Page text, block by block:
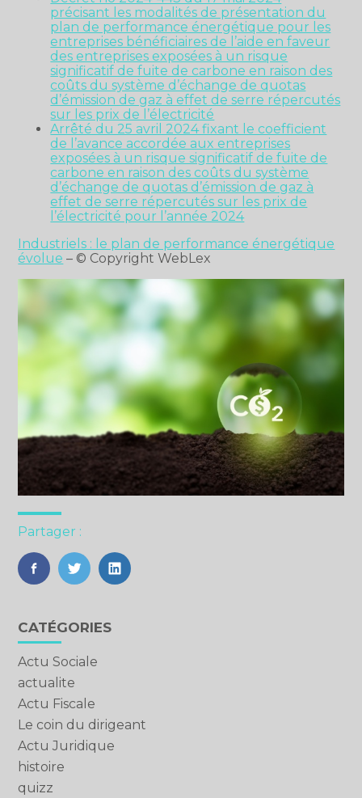
précisant les modalités de présentation du
plan de performance énergétique pour les
entreprises bénéficiaires de l’aide en faveur
des entreprises exposées à un risque
significatif de fuite de carbone en raison des
coûts du système d’échange de quotas
d’émission de gaz à effet de serre répercutés
sur les prix de l’électricité
Arrêté du 25 avril 2024 fixant le coefficient
de l’avance accordée aux entreprises
exposées à un risque significatif de fuite de
carbone en raison des coûts du système
d’échange de quotas d’émission de gaz à
effet de serre répercutés sur les prix de
l’électricité pour l’année 2024
Industriels : le plan de performance énergétique
évolue – © Copyright WebLex
Partager :
FaceBook
TwitterLinkedIn
Blog
sidebar
CATÉGORIES
Actu Sociale
actualite
Actu Fiscale
Le coin du dirigeant
Actu Juridique
histoire
quizz